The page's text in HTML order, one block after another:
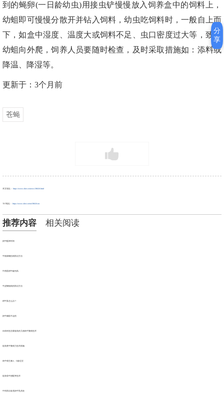
到的蝇卵(一日龄幼虫)用接虫铲慢慢放入饲养盒中的饲料上，
幼蛆即可慢慢分散开并钻入饲料，幼虫吃饲料时，一般自上而
下，如盒中湿度、温度大或饲料不足、虫口密度过大等，致使
幼蛆向外爬，饲养人员要随时检查，及时采取措施如：添料或
降温、降湿等。
更新于：3个月前
苍蝇
本文地址： https://www.ohei.cn/news/38626.html
TXT地址： https://www.ohei.cn/txt/38626.txt
推荐内容 相关阅读
奶牛配种时间
牛犊新蛔虫病防治方法
中西医耕牛破伤风
牛皮蝇蛆病的防治方法
耕牛虱怎么治？
奶牛躺卧不起的
目前科技含量较高的几项肉牛繁殖技术
提高黄牛繁殖力技术措施
肉牛维生素A、D缺乏症
提高母牛授配率技术
中剂防治各类奶牛乳房炎
分
享